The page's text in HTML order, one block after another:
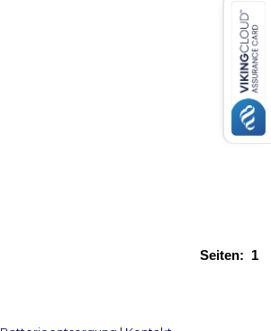
Seiten: 1